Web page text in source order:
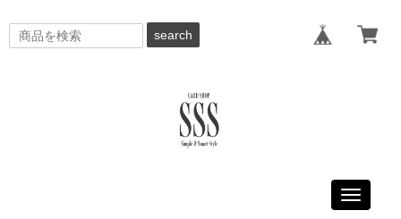
search
Toggle